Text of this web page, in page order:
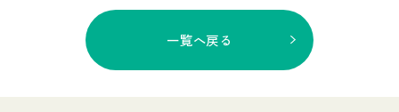
一覧へ戻る